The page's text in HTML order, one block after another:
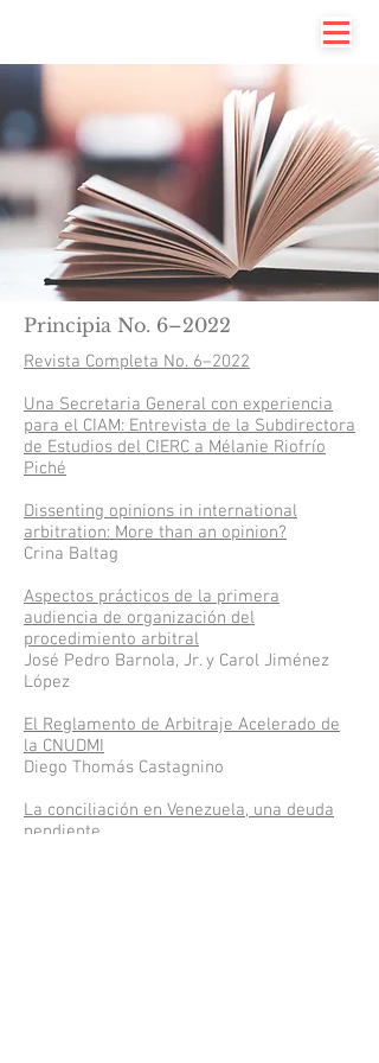
Principia No. 6–2022
Revista Completa No. 6–2022
Una Secretaria General con experiencia
para el CIAM: Entrevista de la Subdirectora
de Estudios del CIERC a Mélanie Riofrío
Piché
Dissenting opinions in international
arbitration: More than an opinion?
Crina Baltag
Aspectos prácticos de la primera
audiencia de organización del
procedimiento arbitral
José Pedro Barnola, Jr. y Carol Jiménez
López
El Reglamento de Arbitraje Acelerado de
la CNUDMI
Diego Thomás Castagnino
La conciliación en Venezuela, una deuda
pendiente